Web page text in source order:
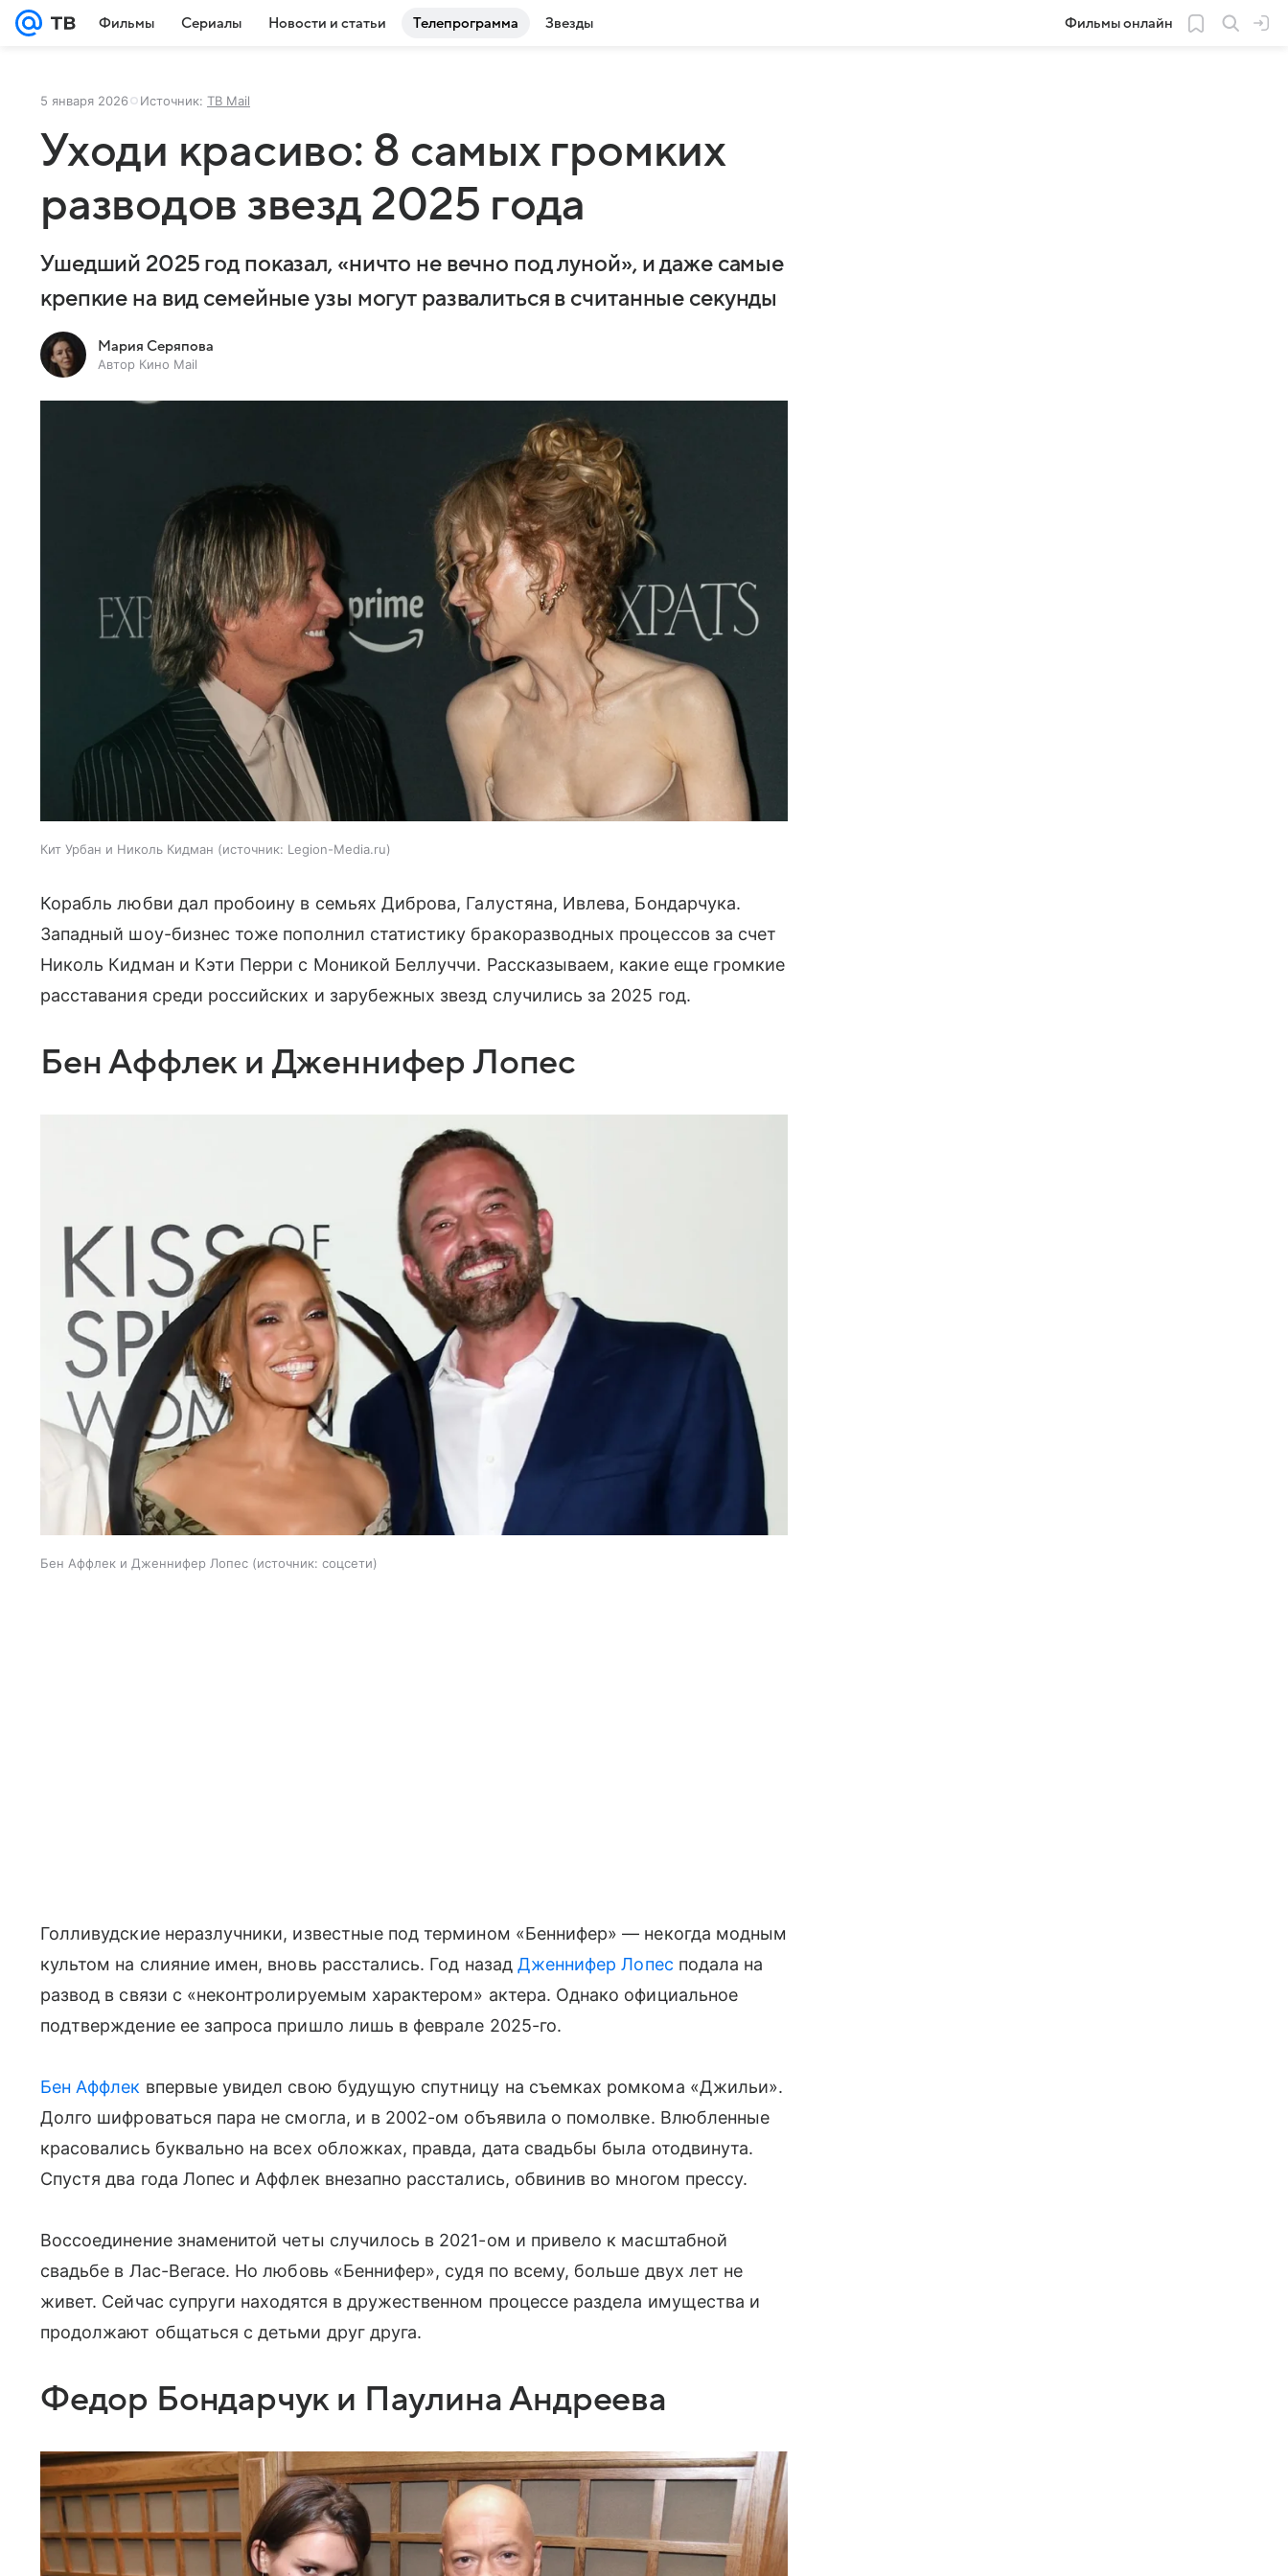
Фильмы Сериалы Новости и статьи Телепрограмма Звезды Фильмы онлайн
5 января 2026 Источник: ТВ Mail
Уходи красиво: 8 самых громких
разводов звезд 2025 года
Ушедший 2025 год показал, «ничто не вечно под луной», и даже самые
крепкие на вид семейные узы могут развалиться в считанные секунды
Мария Серяпова
Автор Кино Mail
Кит Урбан и Николь Кидман источник: Legion-Media.ru
Корабль любви дал пробоину в семьях Диброва, Галустяна, Ивлева, Бондарчука.
Западный шоу-бизнес тоже пополнил статистику бракоразводных процессов за счет
Николь Кидман и Кэти Перри с Моникой Беллуччи. Рассказываем, какие еще громкие
расставания среди российских и зарубежных звезд случились за 2025 год.
Бен Аффлек и Дженнифер Лопес
Бен Аффлек и Дженнифер Лопес источник: соцсети
Голливудские неразлучники, известные под термином «Беннифер» — некогда модным
культом на слияние имен, вновь расстались. Год назад Дженнифер Лопес подала на
развод в связи с «неконтролируемым характером» актера. Однако официальное
подтверждение ее запроса пришло лишь в феврале 2025-го.
Бен Аффлек впервые увидел свою будущую спутницу на съемках ромкома «Джильи».
Долго шифроваться пара не смогла, и в 2002-ом объявила о помолвке. Влюбленные
красовались буквально на всех обложках, правда, дата свадьбы была отодвинута.
Спустя два года Лопес и Аффлек внезапно расстались, обвинив во многом прессу.
Воссоединение знаменитой четы случилось в 2021-ом и привело к масштабной
свадьбе в Лас-Вегасе. Но любовь «Беннифер», судя по всему, больше двух лет не
живет. Сейчас супруги находятся в дружественном процессе раздела имущества и
продолжают общаться с детьми друг друга.
Федор Бондарчук и Паулина Андреева